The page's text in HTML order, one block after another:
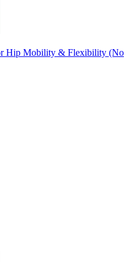
Hip Mobility & Flexibility (No